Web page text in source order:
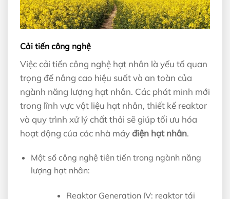
Cải tiến công nghệ
Việc cải tiến công nghệ hạt nhân là yếu tố quan
trọng để nâng cao hiệu suất và an toàn của
ngành năng lượng hạt nhân. Các phát minh mới
trong lĩnh vực vật liệu hạt nhân, thiết kế reaktor
và quy trình xử lý chất thải sẽ giúp tối ưu hóa
hoạt động của các nhà máyđiện hạt nhân.
Một số công nghệ tiên tiến trong ngành năng
lượng hạt nhân:
Reaktor Generation IV: reaktor tái